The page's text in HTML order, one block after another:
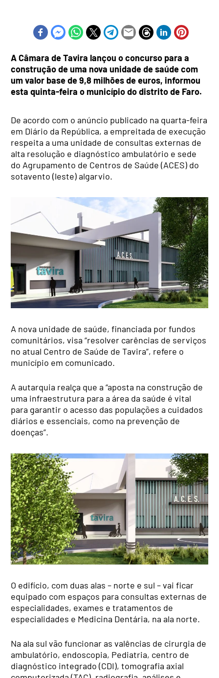
A Câmara de Tavira lançou o concurso para a
construção de uma nova unidade de saúde com
um valor base de 9,8 milhões de euros, informou
esta quinta-feira o município do distrito de Faro.
De acordo com o anúncio publicado na quarta-feira
em Diário da República, a empreitada de execução
respeita a uma unidade de consultas externas de
alta resolução e diagnóstico ambulatório e sede
do Agrupamento de Centros de Saúde (ACES) do
sotavento (leste) algarvio.
A nova unidade de saúde, financiada por fundos
comunitários, visa “resolver carências de serviços
no atual Centro de Saúde de Tavira”, refere o
município em comunicado.
A autarquia realça que a “aposta na construção de
uma infraestrutura para a área da saúde é vital
para garantir o acesso das populações a cuidados
diários e essenciais, como na prevenção de
doenças”.
O edifício, com duas alas – norte e sul – vai ficar
equipado com espaços para consultas externas de
especialidades, exames e tratamentos de
especialidades e Medicina Dentária, na ala norte.
Na ala sul vão funcionar as valências de cirurgia de
ambulatório, endoscopia, Pediatria, centro de
diagnóstico integrado (CDI), tomografia axial